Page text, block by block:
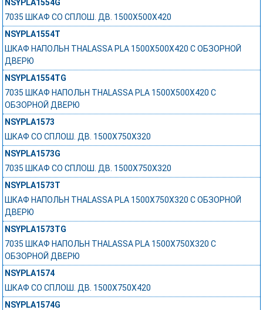
NSYPLA1554G
7035 ШКАФ СО СПЛОШ. ДВ. 1500Х500Х420
NSYPLA1554T
ШКАФ НАПОЛЬН THALASSA PLA 1500X500X420 C ОБЗОРНОЙ
ДВЕРЮ
NSYPLA1554TG
7035 ШКАФ НАПОЛЬН THALASSA PLA 1500X500X420 C
ОБЗОРНОЙ ДВЕРЮ
NSYPLA1573
ШКАФ СО СПЛОШ. ДВ. 1500Х750Х320
NSYPLA1573G
7035 ШКАФ СО СПЛОШ. ДВ. 1500Х750Х320
NSYPLA1573T
ШКАФ НАПОЛЬН THALASSA PLA 1500X750X320 C ОБЗОРНОЙ
ДВЕРЮ
NSYPLA1573TG
7035 ШКАФ НАПОЛЬН THALASSA PLA 1500X750X320 C
ОБЗОРНОЙ ДВЕРЮ
NSYPLA1574
ШКАФ СО СПЛОШ. ДВ. 1500Х750Х420
NSYPLA1574G